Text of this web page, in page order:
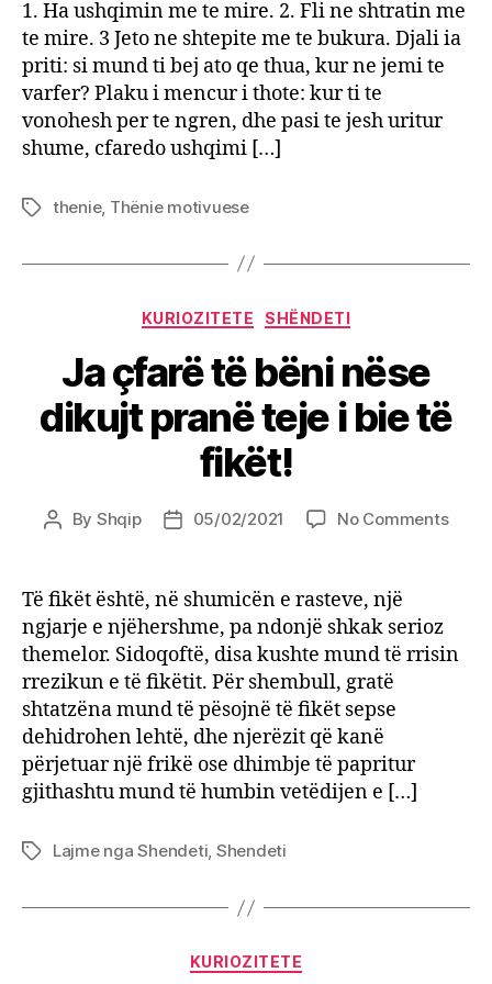
1. Ha ushqimin me te mire. 2. Fli ne shtratin me
te mire. 3 Jeto ne shtepite me te bukura. Djali ia
priti: si mund ti bej ato qe thua, kur ne jemi te
varfer? Plaku i mencur i thote: kur ti te
vonohesh per te ngren, dhe pasi te jesh uritur
shume, cfaredo ushqimi […]
Tagsthenie, Thënie motivuese
Categories
KURIOZITETE SHËNDETI
Ja çfarë të bëni nëse
dikujt pranë teje i bie të
fikët!
Post
By Shqip
Post05/02/2021 No Commentson
dikujt
Të fikët është, në shumicën e rasteve, një
ngjarje e njëhershme, pa ndonjë shkak serioz
themelor. Sidoqoftë, disa kushte mund të rrisin
rrezikun e të fikëtit. Për shembull, gratë
shtatzëna mund të pësojnë të fikët sepse
dehidrohen lehtë, dhe njerëzit që kanë
përjetuar një frikë ose dhimbje të papritur
gjithashtu mund të humbin vetëdijen e […]
TagsLajme nga Shendeti, Shendeti
Categories
KURIOZITETE